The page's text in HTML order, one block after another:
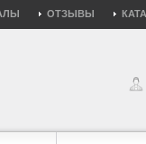
ОТЗЫВЫ